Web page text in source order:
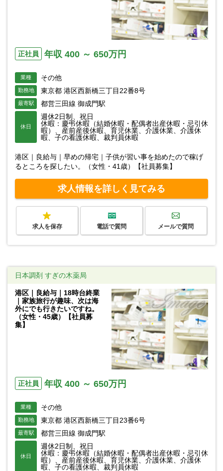
正社員 年収 400 ～ 650万円
業種 その他
勤務地 東京都 港区西新橋三丁目22番8号
最寄駅 都営三田線 御成門駅
休日
週休2日制、祝日
休暇：慶弔休暇（結婚休暇・配偶者出産休暇・忌引休
暇）、産前産後休暇、育児休業、介護休業、介護休
暇、子の看護休暇、裁判員休暇
港区｜良給与｜早めの帰宅｜子供が習い事を始めたので稼げ
るところを探したい。（女性・41歳）【社員募集】
求人情報を詳しく見てみる
求人を保存 電話で質問 メールで質問
日本調剤 すぎの木薬局
港区｜良給与｜18時台終業
｜家族旅行が趣味、次は海
外にでも行きたいですね。
（女性・45歳）【社員募
集】
正社員 年収 400 ～ 650万円
業種 その他
勤務地 東京都 港区西新橋三丁目23番6号
最寄駅 都営三田線 御成門駅
休日
週休2日制、祝日
休暇：慶弔休暇（結婚休暇・配偶者出産休暇・忌引休
暇）、産前産後休暇、育児休業、介護休業、介護休
暇、子の看護休暇、裁判員休暇